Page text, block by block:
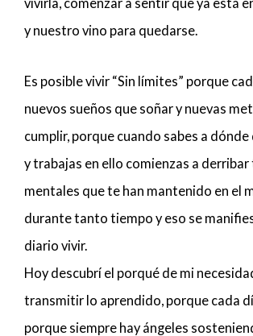
y nuestro vino para quedarse.
Es posible vivir “Sin límites” porque
nuevos sueños que soñar y nuevas
cumplir, porque cuando sabes a
y trabajas en ello comienzas a
mentales que te han mantenido en el
durante tanto tiempo y eso se
diario vivir.
Hoy descubrí el porqué de mi
transmitir lo aprendido, porque cada
porque siempre hay ángeles